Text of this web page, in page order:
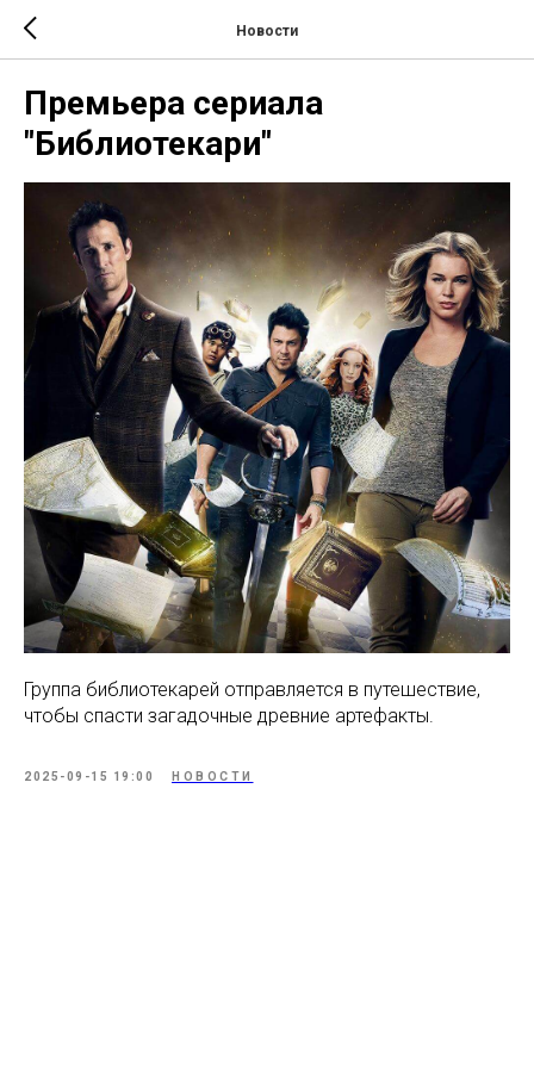
Новости
Премьера сериала
"Библиотекари"
Группа библиотекарей отправляется в путешествие,
чтобы спасти загадочные древние артефакты.
2025-09-15 19:00 НОВОСТИ